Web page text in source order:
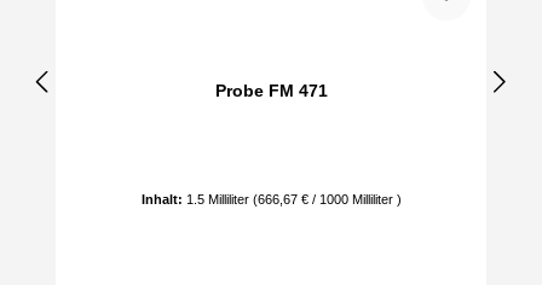
Probe FM 471
Inhalt: 1.5 Milliliter (666,67 € / 1000 Milliliter )